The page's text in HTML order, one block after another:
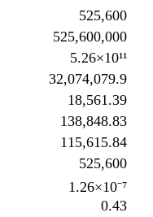
525,600
525,600,000
5.26×10¹¹
32,074,079.9
18,561.39
138,848.83
115,615.84
525,600
1.26×10⁻⁷
0.43